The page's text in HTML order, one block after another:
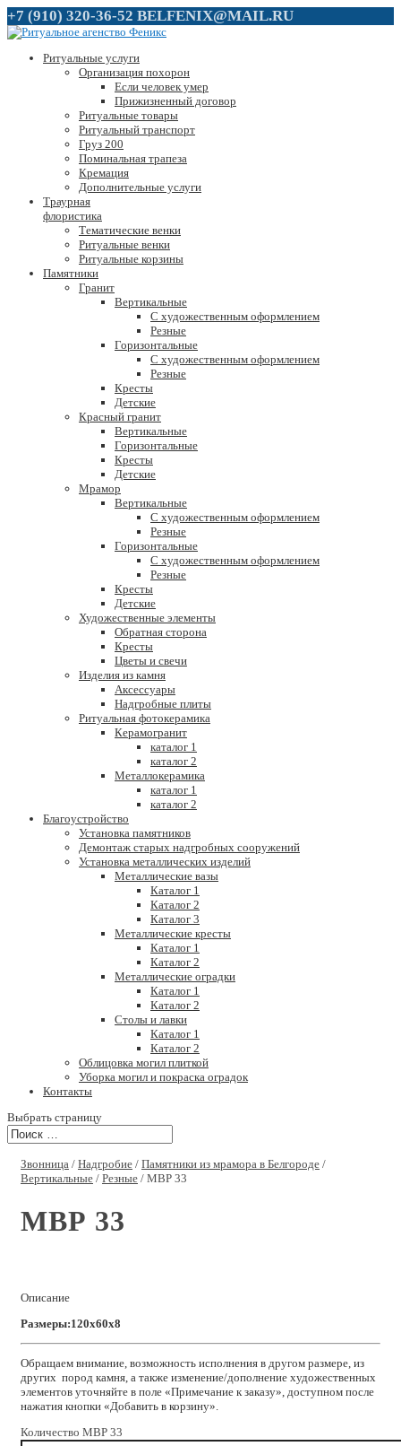
+7 (910) 320-36-52 BELFENIX@MAIL.RU
Ритуальные услуги
Организация похорон
Если человек умер
Прижизненный договор
Ритуальные товары
Ритуальный транспорт
Груз 200
Поминальная трапеза
Кремация
Дополнительные услуги
Траурная
флористика
Тематические венки
Ритуальные венки
Ритуальные корзины
Памятники
Гранит
Вертикальные
С художественным оформлением
Резные
Горизонтальные
С художественным оформлением
Резные
Кресты
Детские
Красный гранит
Вертикальные
Горизонтальные
Кресты
Детские
Мрамор
Вертикальные
С художественным оформлением
Резные
Горизонтальные
С художественным оформлением
Резные
Кресты
Детские
Художественные элементы
Обратная сторона
Кресты
Цветы и свечи
Изделия из камня
Аксессуары
Надгробные плиты
Ритуальная фотокерамика
Керамогранит
каталог 1
каталог 2
Металлокерамика
каталог 1
каталог 2
Благоустройство
Установка памятников
Демонтаж старых надгробных сооружений
Установка металлических изделий
Металлические вазы
Каталог 1
Каталог 2
Каталог 3
Металлические кресты
Каталог 1
Каталог 2
Металлические оградки
Каталог 1
Каталог 2
Столы и лавки
Каталог 1
Каталог 2
Облицовка могил плиткой
Уборка могил и покраска оградок
Контакты
Выбрать страницу
Звонница / Надгробие / Памятники из мрамора в Белгороде /
Вертикальные / Резные / МВР 33
МВР 33
Описание
Размеры:120x60x8
Обращаем внимание, возможность исполнения в другом размере, из
других пород камня, а также изменение/дополнение художественных
элементов уточняйте в поле «Примечание к заказу», доступном после
нажатия кнопки «Добавить в корзину».
Количество МВР 33